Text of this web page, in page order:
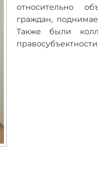
относительно
граждан,
Также были